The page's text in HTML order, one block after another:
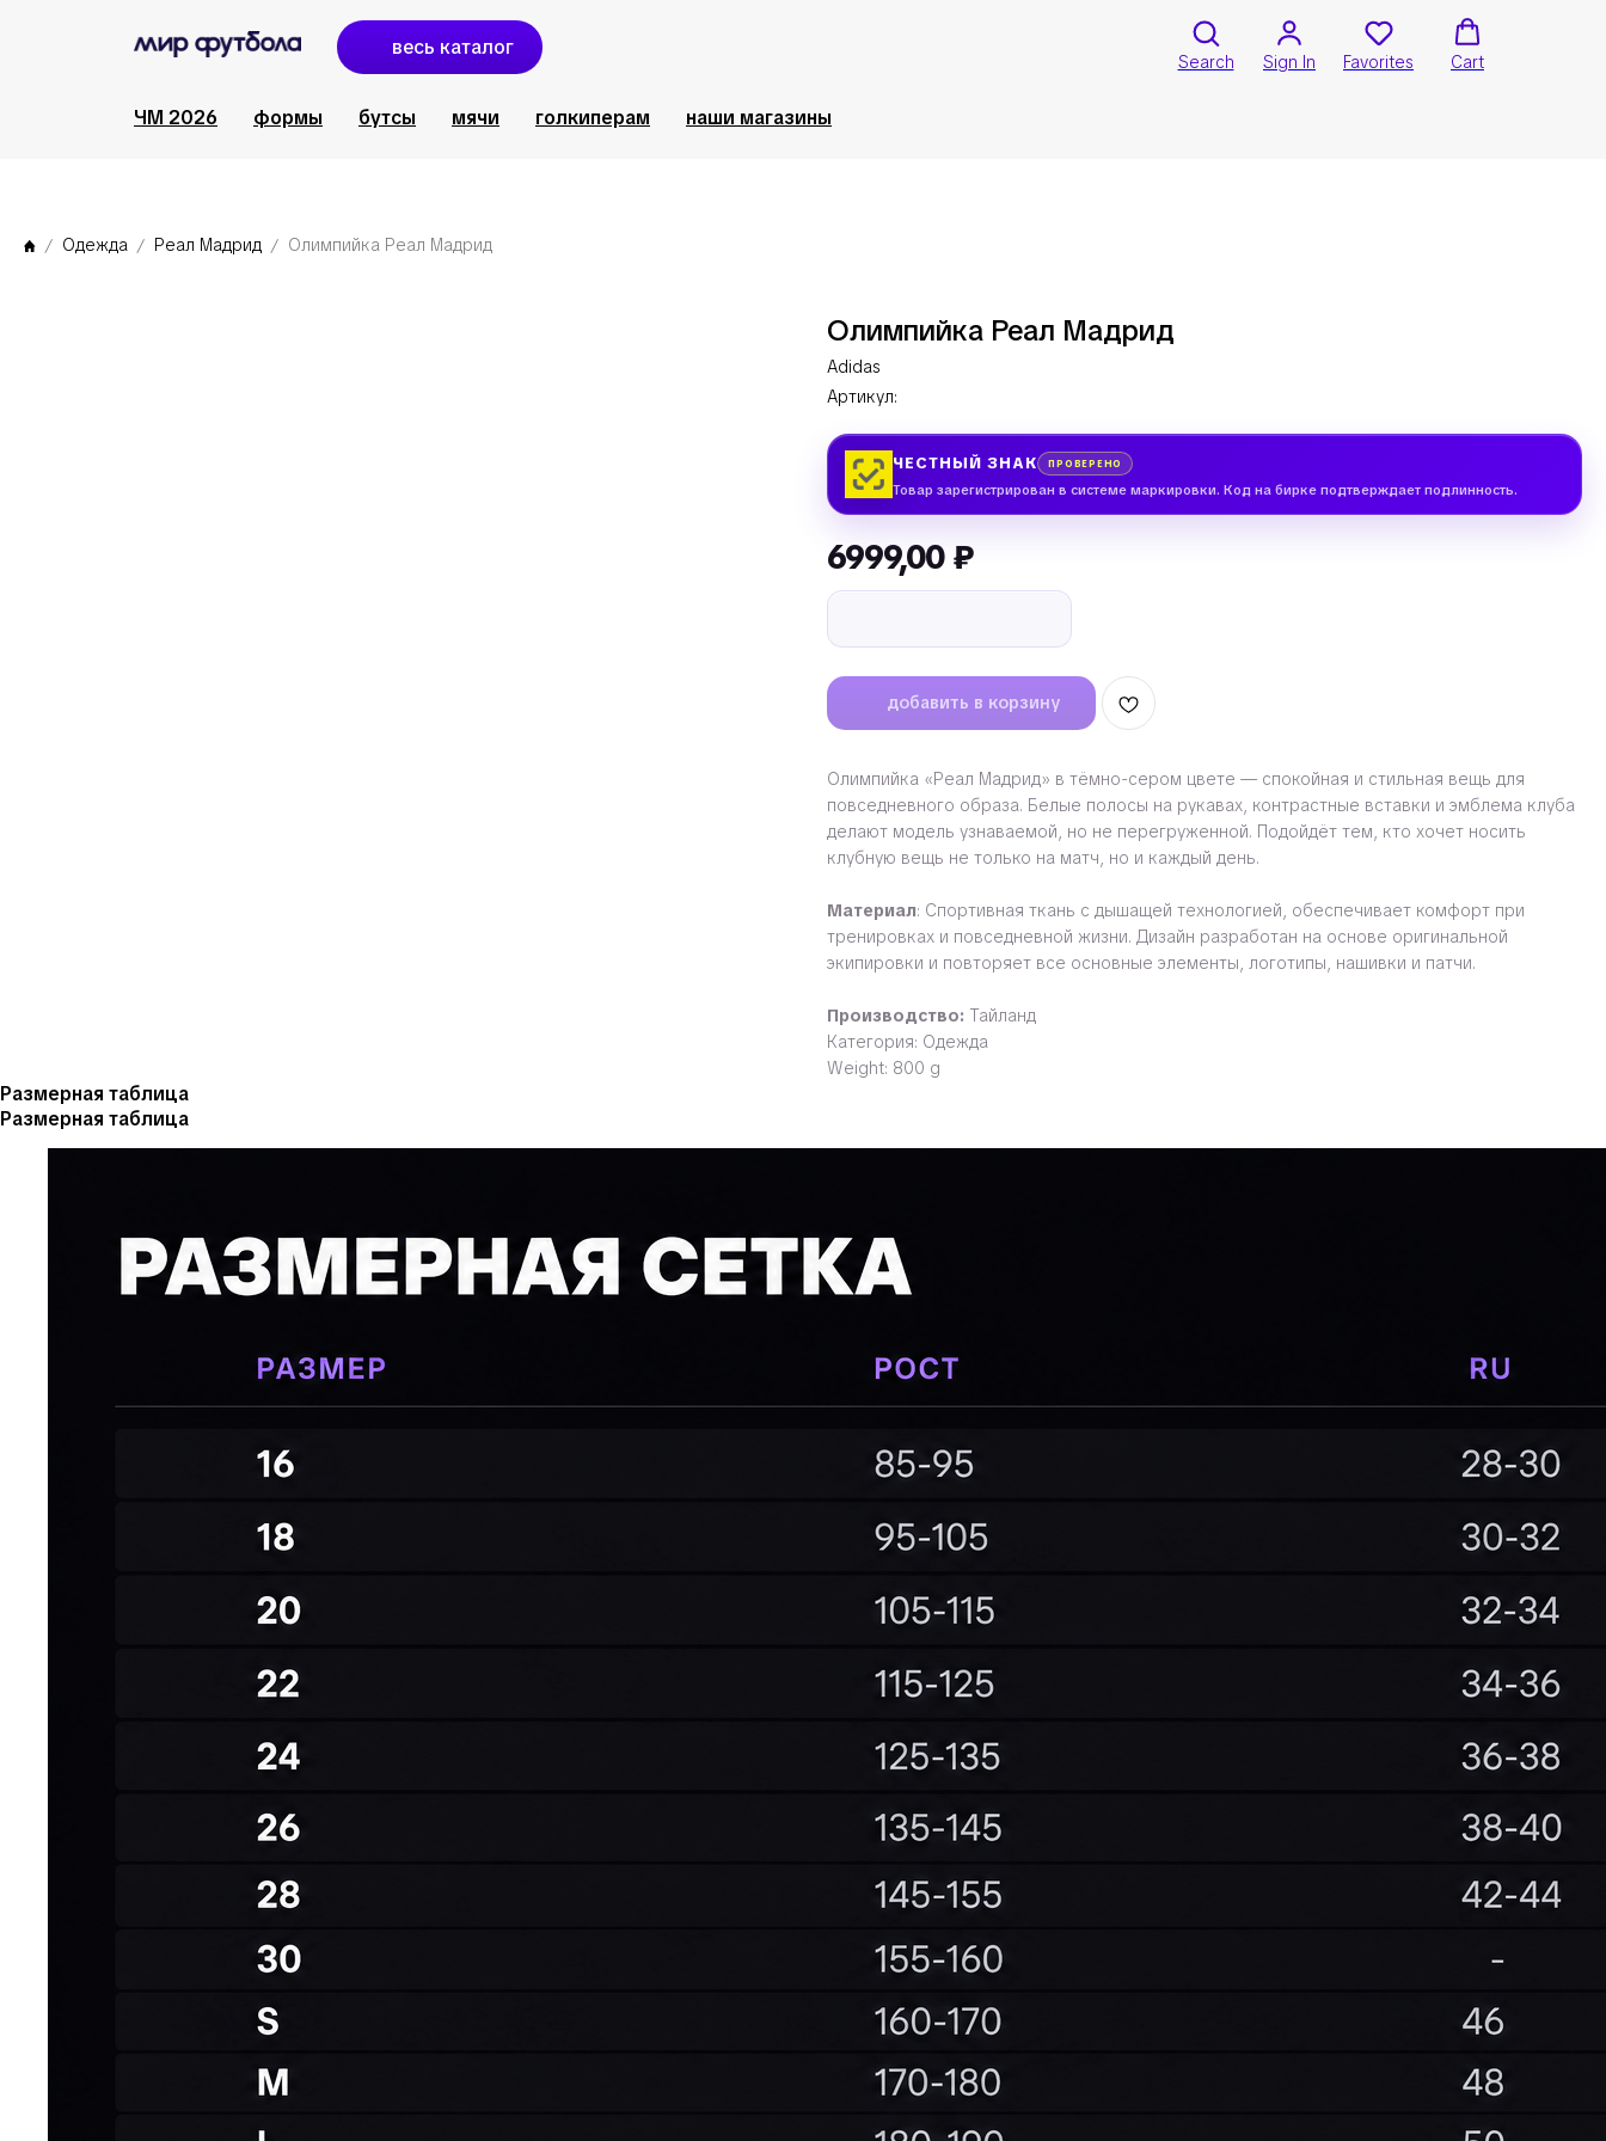
весь каталог
Search Sign In Favorites Cart
ЧМ 2026 формы бутсы мячи голкиперам наши магазины
Одежда Реал Мадрид Олимпийка Реал Мадрид
Олимпийка Реал Мадрид
Adidas
Артикул:
ЧЕСТНЫЙ ЗНАК ПРОВЕРЕНО
Товар зарегистрирован в системе маркировки. Код на бирке подтверждает подлинность.
6999,00 ₽
добавить в корзину
Олимпийка «Реал Мадрид» в тёмно-сером цвете — спокойная и стильная вещь для
повседневного образа. Белые полосы на рукавах, контрастные вставки и эмблема клуба
делают модель узнаваемой, но не перегруженной. Подойдёт тем, кто хочет носить
клубную вещь не только на матч, но и каждый день.
Материал: Спортивная ткань с дышащей технологией, обеспечивает комфорт при
тренировках и повседневной жизни. Дизайн разработан на основе оригинальной
экипировки и повторяет все основные элементы, логотипы, нашивки и патчи.
Производство: Тайланд
Категория: Одежда
Weight: 800 g
Размерная таблица
Размерная таблица